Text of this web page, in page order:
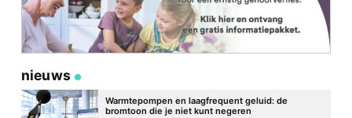
nieuws
Warmtepompen en laagfrequent geluid: de
bromtoon die je niet kunt negeren